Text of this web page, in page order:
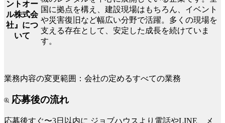
ントオー
ル株式会
社』につ
いて
国に拠点を構え、建設現場はもちろん、イベント
や災害復旧など幅広い分野で活躍。多くの現場を
支える存在として、安定した成長を続けていま
す。
業務内容の変更範囲：会社の定めるすべての業務
応募後の流れ
応募後すぐ〜3日以内に ジョブハウスより電話やLINE、メ